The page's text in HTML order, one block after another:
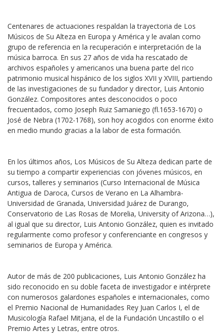
Centenares de actuaciones respaldan la trayectoria de Los
Músicos de Su Alteza en Europa y América y le avalan como
grupo de referencia en la recuperación e interpretación de la
música barroca. En sus 27 años de vida ha rescatado de
archivos españoles y americanos una buena parte del rico
patrimonio musical hispánico de los siglos XVII y XVIII, partiendo
de las investigaciones de su fundador y director, Luis Antonio
González. Compositores antes desconocidos o poco
frecuentados, como Joseph Ruiz Samaniego (fl.1653-1670) o
José de Nebra (1702-1768), son hoy acogidos con enorme éxito
en medio mundo gracias a la labor de esta formación.
En los últimos años, Los Músicos de Su Alteza dedican parte de
su tiempo a compartir experiencias con jóvenes músicos, en
cursos, talleres y seminarios (Curso Internacional de Música
Antigua de Daroca, Cursos de Verano en La Alhambra-
Universidad de Granada, Universidad Juárez de Durango,
Conservatorio de Las Rosas de Morelia, University of Arizona…),
al igual que su director, Luis Antonio González, quien es invitado
regularmente como profesor y conferenciante en congresos y
seminarios de Europa y América.
Autor de más de 200 publicaciones, Luis Antonio González ha
sido reconocido en su doble faceta de investigador e intérprete
con numerosos galardones españoles e internacionales, como
el Premio Nacional de Humanidades Rey Juan Carlos I, el de
Musicología Rafael Mitjana, el de la Fundación Uncastillo o el
Premio Artes y Letras, entre otros.